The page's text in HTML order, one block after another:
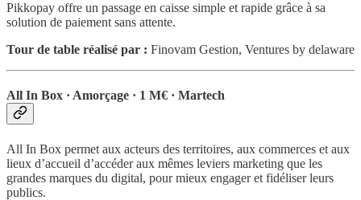
Pikkopay offre un passage en caisse simple et rapide grâce à sa
solution de paiement sans attente.
Tour de table réalisé par : Finovam Gestion, Ventures by delaware
All In Box · Amorçage · 1 M€ · Martech
All In Box permet aux acteurs des territoires, aux commerces et aux
lieux d’accueil d’accéder aux mêmes leviers marketing que les
grandes marques du digital, pour mieux engager et fidéliser leurs
publics.